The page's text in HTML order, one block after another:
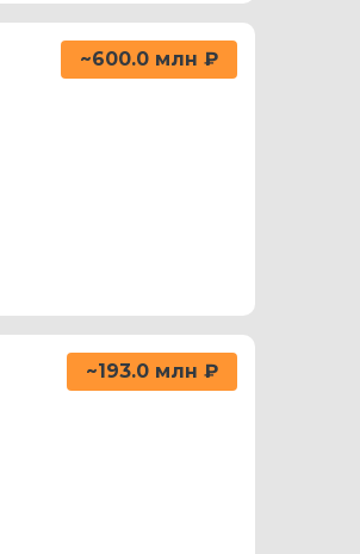
~600.0 млн ₽
~193.0 млн ₽